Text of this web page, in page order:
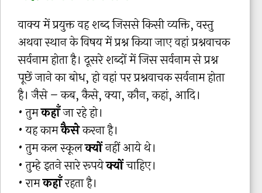
वाक्य में प्रयुक्त वह शब्द जिससे किसी व्यक्ति, वस्तु
अथवा स्थान के विषय में प्रश्न किया जाए वहां प्रश्नवाचक
सर्वनाम होता है। दूसरे शब्दों में जिस सर्वनाम से प्रश्न
पूछें जाने का बोध, हो वहां पर प्रश्नवाचक सर्वनाम होता
है। जैसे – कब, कैसे, क्या, कौन, कहां, आदि।
• तुमकहाँजा रहे हो।
• यह कामकैसेकरना है।
• तुम कल स्कूलक्योंनहीं आये थे।
• तुम्हे इतने सारे रूपयेक्योंचाहिए।
• रामकहाँरहता है।